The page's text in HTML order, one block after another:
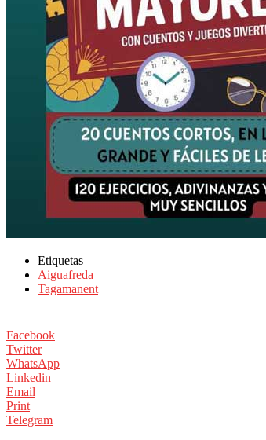
Etiquetas
Aiguafreda
Tagamanent
Facebook
Twitter
WhatsApp
Linkedin
Email
Print
Telegram